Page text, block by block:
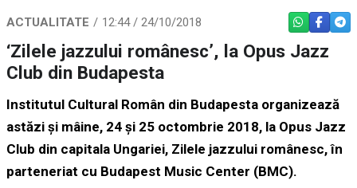
ACTUALITATE 12:44 / 24/10/2018 WHATSAPP
‘Zilele jazzului românesc’, la Opus Jazz
Club din Budapesta
Institutul Cultural Român din Budapesta organizează
astăzi și mâine, 24 și 25 octombrie 2018, la Opus Jazz
Club din capitala Ungariei, Zilele jazzului românesc, în
parteneriat cu Budapest Music Center (BMC).